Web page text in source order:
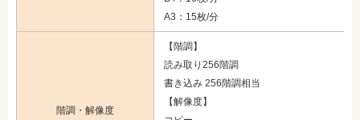
A3：15枚/分
階調・解像度
【階調】
読み取り256階調
書き込み 256階調相当
【解像度】